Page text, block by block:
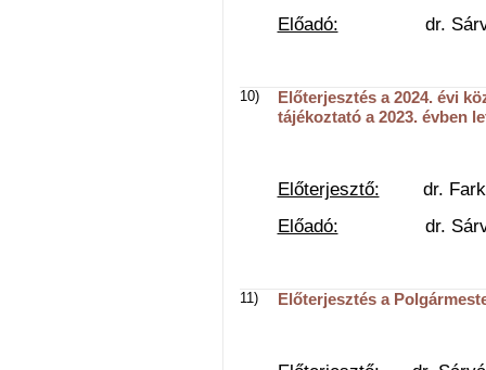
Előadó: dr. Sárvári
10)
Előterjesztés a 2024. évi
tájékoztató a 2023. évben
Előterjesztő: dr.
Előadó: dr. Sárvári
11) Előterjesztés a